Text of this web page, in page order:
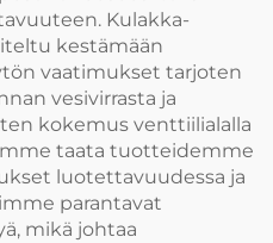
Kulakka-
kestämään
vaatimukset tarjoten
vesivirrasta ja
kokemus venttiilialalla
taata tuotteidemme
luotettavuudessa ja
parantavat
mikä johtaa